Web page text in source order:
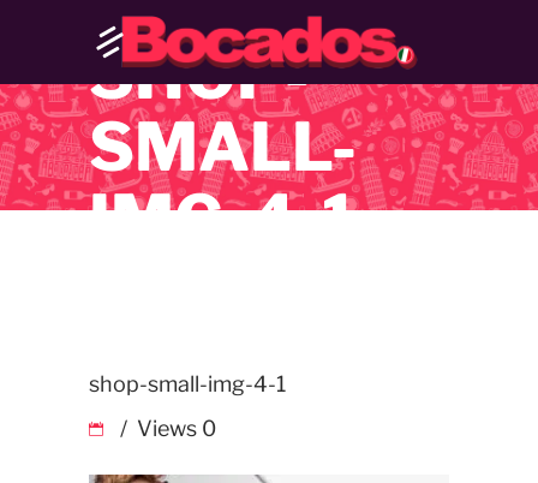
SHOP-
SMALL-
IMG-4-1
shop-small-img-4-1
Views 0